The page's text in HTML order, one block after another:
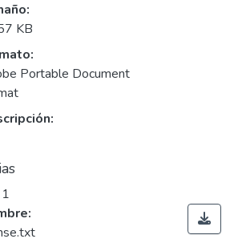
KB
Portable Document